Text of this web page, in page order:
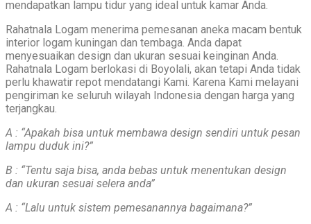
mendapatkan lampu tidur yang ideal untuk kamar Anda.
Rahatnala Logam menerima pemesanan aneka macam bentuk
interior logam kuningan dan tembaga. Anda dapat
menyesuaikan design dan ukuran sesuai keinginan Anda.
Rahatnala Logam berlokasi di Boyolali, akan tetapi Anda tidak
perlu khawatir repot mendatangi Kami. Karena Kami melayani
pengiriman ke seluruh wilayah Indonesia dengan harga yang
terjangkau.
A : “Apakah bisa untuk membawa design sendiri untuk pesan
lampu duduk ini?”
B : “Tentu saja bisa, anda bebas untuk menentukan design
dan ukuran sesuai selera anda”
A : “Lalu untuk sistem pemesanannya bagaimana?”